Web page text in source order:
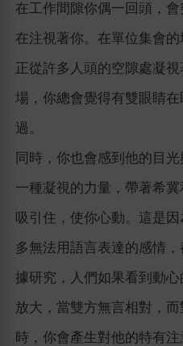
在工作間隙你偶一回頭，
在注視著你。在單位集會
正從許多人頭的空隙處凝
場，你總會覺得有雙眼睛
過。
同時，你也會感到他的目
一種凝視的力量，帶著希
吸引住，使你心動。這是
多無法用語言表達的感情，
據研究，人們如果看到動
放大，當雙方無言相對，
時，你會產生對他的特有